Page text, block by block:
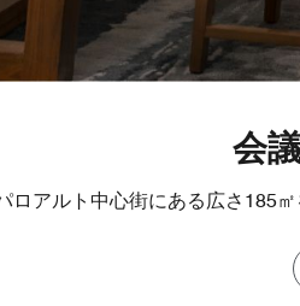
会
ロアルト中心街にある広さ185